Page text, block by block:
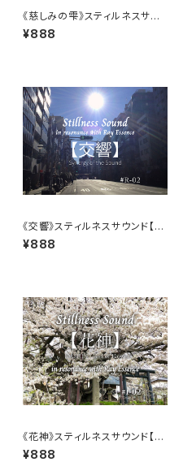
《慈しみの雫》スティルネスサウ
ンド【ダウンロード音源】
¥888
《交響》スティルネスサウンド【ダ
ウンロード音源】
¥888
《花神》スティルネスサウンド【ダ
ウンロード音源】
¥888